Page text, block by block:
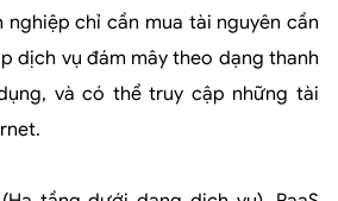
nghiệp chỉ cần mua tài nguyên cần
dịch vụ đám mây theo dạng thanh
và có thể truy cập những tài